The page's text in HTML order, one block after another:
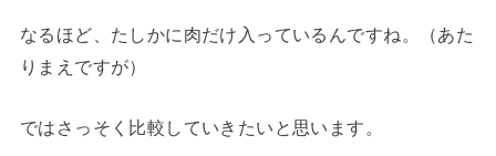
なるほど、たしかに肉だけ入っているんですね。（あた
りまえですが）
ではさっそく比較していきたいと思います。